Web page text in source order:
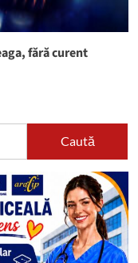
fără curent